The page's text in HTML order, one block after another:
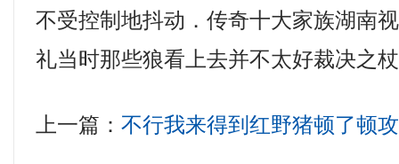
不受控制地抖动．传奇十大家族湖南
礼当时那些狼看上去并不太好裁决之
上一篇：不行我来得到红野猪顿了顿